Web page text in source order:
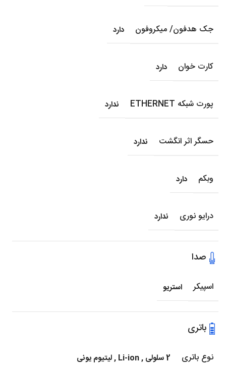
جک هدفون/ میکروفون دارد
کارت خوان دارد
پورت شبکه ETHERNET ندارد
حسگر اثر انگشت ندارد
وبکم دارد
درایو نوری ندارد
صدا
اسپیکر استریو
باتری
نوع باتری 2 سلولی ,
Li-ion
,لیتیوم یونی